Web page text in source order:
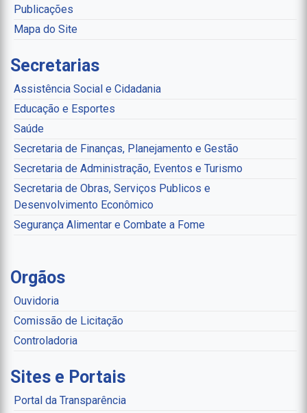
Publicações
Mapa do Site
Secretarias
Assistência Social e Cidadania
Educação e Esportes
Saúde
Secretaria de Finanças, Planejamento e Gestão
Secretaria de Administração, Eventos e Turismo
Secretaria de Obras, Serviços Publicos e
Desenvolvimento Econômico
Segurança Alimentar e Combate a Fome
Orgãos
Ouvidoria
Comissão de Licitação
Controladoria
Sites e Portais
Portal da Transparência